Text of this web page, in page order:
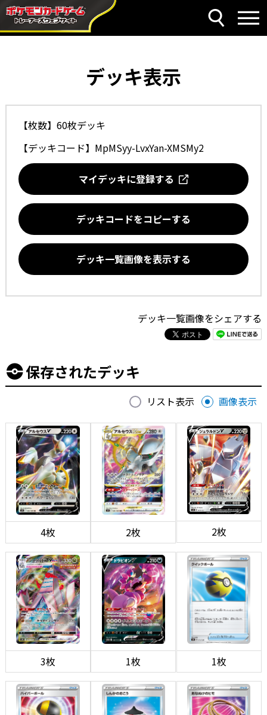
デッキ表示
【枚数】60枚デッキ
【デッキコード】 MpMSyy-LvxYan-XMSMy2
マイデッキに登録する
デッキコードをコピーする
デッキ一覧画像を表示する
デッキ一覧画像をシェアする
保存されたデッキ
リスト表示 画像表示
4枚 2枚 2枚
3枚 1枚 1枚